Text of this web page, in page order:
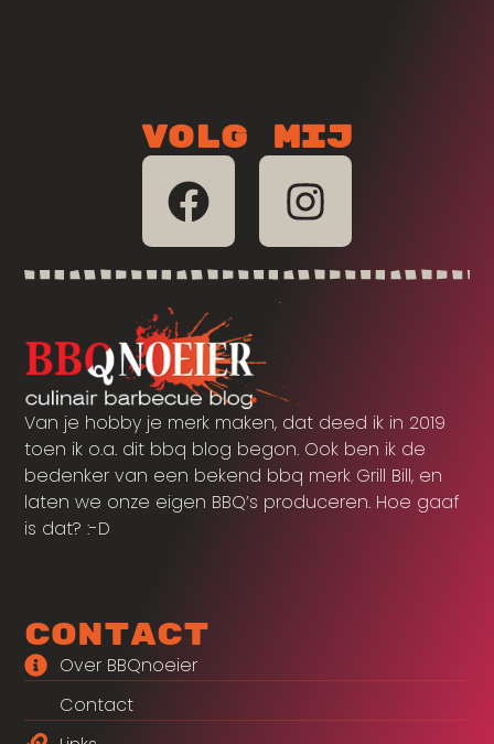
Volg mij
Van je hobby je merk maken, dat deed ik in 2019
toen ik o.a. dit bbq blog begon. Ook ben ik de
bedenker van een bekend bbq merk Grill Bill, en
laten we onze eigen BBQ’s produceren. Hoe gaaf
is dat? :-D
Contact
Over BBQnoeier
Contact